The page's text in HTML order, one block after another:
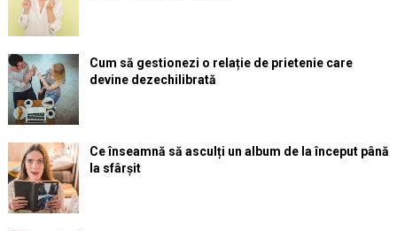
Cum să gestionezi o relație de prietenie care
devine dezechilibrată
Ce înseamnă să asculți un album de la început până
la sfârșit